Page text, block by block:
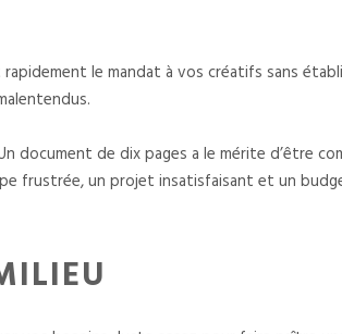
le mandat à vos créatifs sans
document de dix pages a le mérite d’être
frustrée, un projet insatisfaisant et un